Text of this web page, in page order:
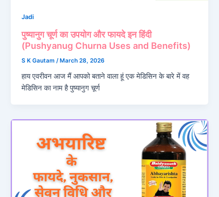
Jadi
पुष्यानुग चूर्ण का उपयोग और फायदे इन हिंदी
(Pushyanug Churna Uses and Benefits)
S K Gautam /March 28, 2026
हाय एवरीवन आज मैं आपको बताने वाला हूं एक मेडिसिन के बारे में वह
मेडिसिन का नाम है पुष्यानुग चूर्ण